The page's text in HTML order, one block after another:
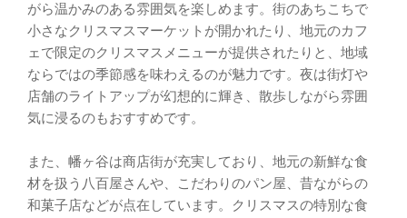
がら温かみのある雰囲気を楽しめます。街のあちこちで
小さなクリスマスマーケットが開かれたり、地元のカフ
ェで限定のクリスマスメニューが提供されたりと、地域
ならではの季節感を味わえるのが魅力です。夜は街灯や
店舗のライトアップが幻想的に輝き、散歩しながら雰囲
気に浸るのもおすすめです。
また、幡ヶ谷は商店街が充実しており、地元の新鮮な食
材を扱う八百屋さんや、こだわりのパン屋、昔ながらの
和菓子店などが点在しています。クリスマスの特別な食